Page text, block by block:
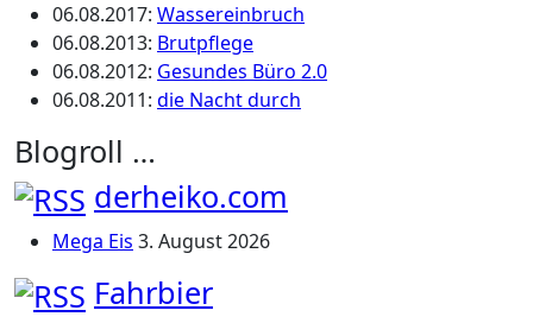
06.08.2017: Wassereinbruch
06.08.2013: Brutpflege
06.08.2012: Gesundes Büro 2.0
06.08.2011: die Nacht durch
Blogroll …
derheiko.com
Mega Eis 3. August 2026
Fahrbier